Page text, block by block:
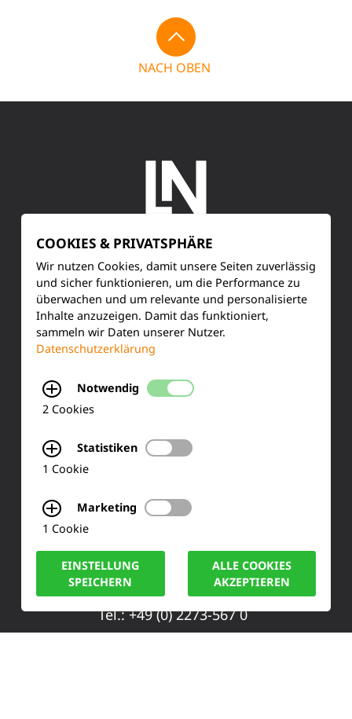
NACH OBEN
SERVICE
Kundenservice
Produktinformationen
FAQ
KONTAKT
50170 Kerpen
Tel.: +49 (0) 2273-567 0
COOKIES & PRIVATSPHÄRE
Wir nutzen Cookies, damit unsere Seiten zuverlässig
und sicher funktionieren, um die Performance zu
überwachen und um relevante und personalisierte
Inhalte anzuzeigen. Damit das funktioniert,
sammeln wir Daten unserer Nutzer.
Datenschutzerklärung
Notwendig
2 Cookies
Statistiken
1 Cookie
Marketing
1 Cookie
EINSTELLUNG
SPEICHERN
ALLE COOKIES
AKZEPTIEREN